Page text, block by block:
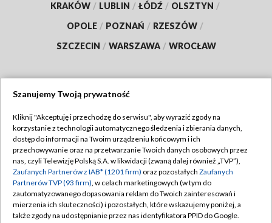
KRAKÓW / LUBLIN / ŁÓDŹ / OLSZTYN /
OPOLE / POZNAŃ / RZESZÓW /
SZCZECIN / WARSZAWA / WROCŁAW
TVP
Abonament TVP
Emisja w TVP
Centrum informacji TVP
Naziemna Telewizja Cyfrowa
Regulamin TVP
Polityka prywatności
Moje zgody
Pomoc
Szanujemy Twoją prywatność
Kliknij "Akceptuję i przechodzę do serwisu", aby wyrazić zgody na
korzystanie z technologii automatycznego śledzenia i zbierania danych,
dostęp do informacji na Twoim urządzeniu końcowym i ich
przechowywanie oraz na przetwarzanie Twoich danych osobowych przez
nas, czyli Telewizję Polską S.A. w likwidacji (zwaną dalej również „TVP”),
Zaufanych Partnerów z IAB* (1201 firm) oraz pozostałych Zaufanych
Partnerów TVP (93 firm), w celach marketingowych (w tym do
zautomatyzowanego dopasowania reklam do Twoich zainteresowań i
mierzenia ich skuteczności) i pozostałych, które wskazujemy poniżej, a
także zgody na udostępnianie przez nas identyfikatora PPID do Google.